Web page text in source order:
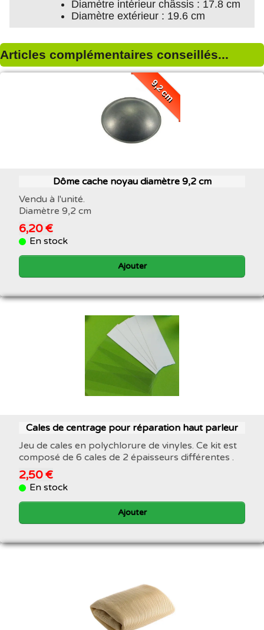
Diamètre intérieur châssis : 17.8 cm
Diamètre extérieur : 19.6 cm
Articles complémentaires conseillés...
9,2 cm
Dôme cache noyau diamètre 9,2 cm
Vendu à l'unité.
Diamètre 9,2 cm
6,20 €
En stock
Ajouter
Cales de centrage pour réparation haut parleur
Jeu de cales en polychlorure de vinyles. Ce kit est
composé de 6 cales de 2 épaisseurs différentes .
2,50 €
En stock
Ajouter